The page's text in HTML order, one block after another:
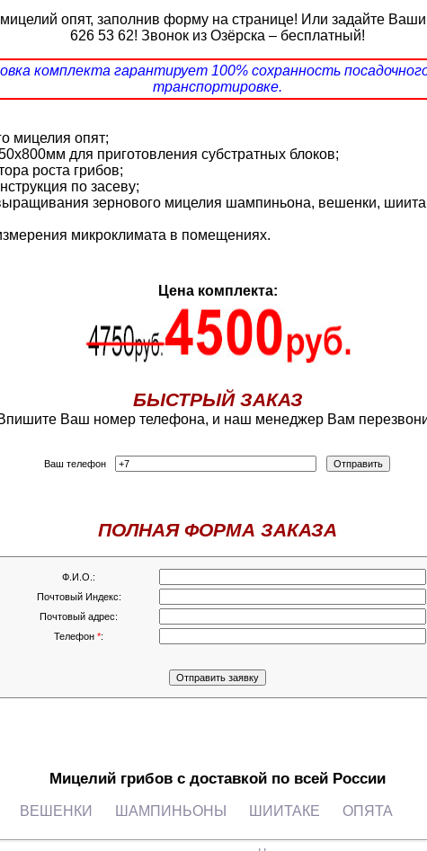
опят, заполнив форму на странице! Или задайте
626 53 62! Звонок из Озёрска – бесплатный!
комплекта гарантирует 100% сохранность
транспортировке.
мицелия опят;
для приготовления субстратных блоков;
роста грибов;
по засеву;
зернового мицелия шампиньона, вешенки,
микроклимата в помещениях.
Цена комплекта:
БЫСТРЫЙ ЗАКАЗ
Ваш номер телефона, и наш менеджер Вам
Ваш телефон
ПОЛНАЯ ФОРМА ЗАКАЗА
Ф.И.О.:
Почтовый Индекс:
Почтовый адрес:
Телефон *:
Мицелий грибов с доставкой по всей России
ВЕШЕНКИ ШАМПИНЬОНЫ ШИИТАКЕ ОПЯТА